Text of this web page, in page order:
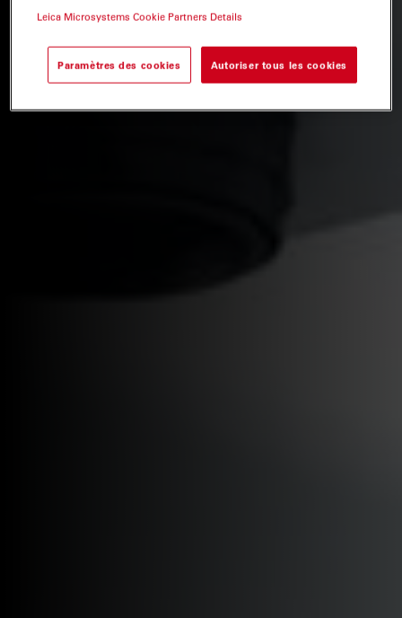
Leica Microsystems Cookie Partners Details
Paramètres des cookies Autoriser tous les cookies